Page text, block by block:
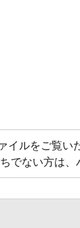
イルをご覧い
でない方は、